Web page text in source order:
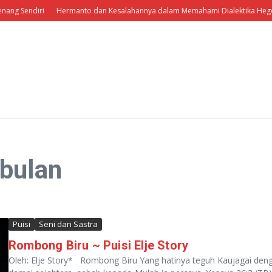
Sendiri Hermanto dan Kesalahannya dalam Memahami Dialektika
Puisi Seni dan Sastra
Rombong Biru ~ Puisi Elje Story
Oleh: Elje Story* Rombong Biru Yang hatinya teguh Kaujagai